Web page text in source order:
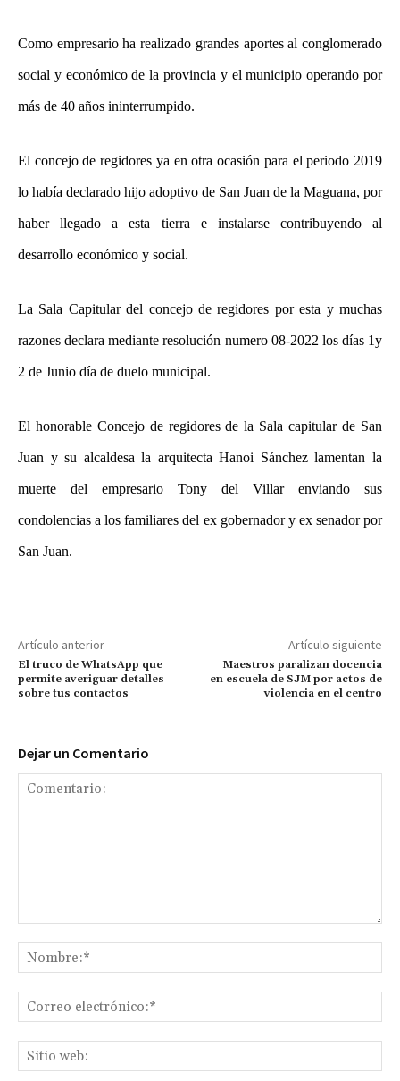
Como empresario ha realizado grandes aportes al conglomerado
social y económico de la provincia y el municipio operando por
más de 40 años ininterrumpido.
El concejo de regidores ya en otra ocasión para el periodo 2019
lo había declarado hijo adoptivo de San Juan de la Maguana, por
haber llegado a esta tierra e instalarse contribuyendo al
desarrollo económico y social.
La Sala Capitular del concejo de regidores por esta y muchas
razones declara mediante resolución numero 08-2022 los días 1y
2 de Junio día de duelo municipal.
El honorable Concejo de regidores de la Sala capitular de San
Juan y su alcaldesa la arquitecta Hanoi Sánchez lamentan la
muerte del empresario Tony del Villar enviando sus
condolencias a los familiares del ex gobernador y ex senador por
San Juan.
Artículo anterior
El truco de WhatsApp que
permite averiguar detalles
sobre tus contactos
Artículo siguiente
Maestros paralizan docencia
en escuela de SJM por actos de
violencia en el centro
Dejar un Comentario